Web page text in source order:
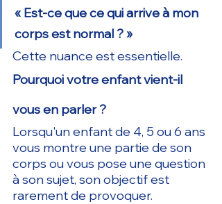
« Est-ce que ce qui arrive à mon
corps est normal ? »
Cette nuance est essentielle.
Pourquoi votre enfant vient-il
vous en parler ?
Lorsqu'un enfant de 4, 5 ou 6 ans
vous montre une partie de son
corps ou vous pose une question
à son sujet, son objectif est
rarement de provoquer.